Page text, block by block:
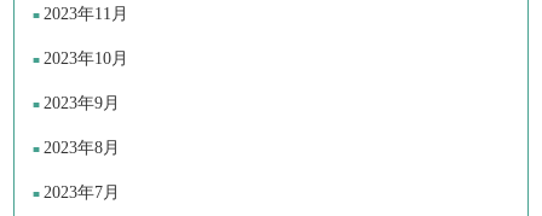
2023年11月
2023年10月
2023年9月
2023年8月
2023年7月